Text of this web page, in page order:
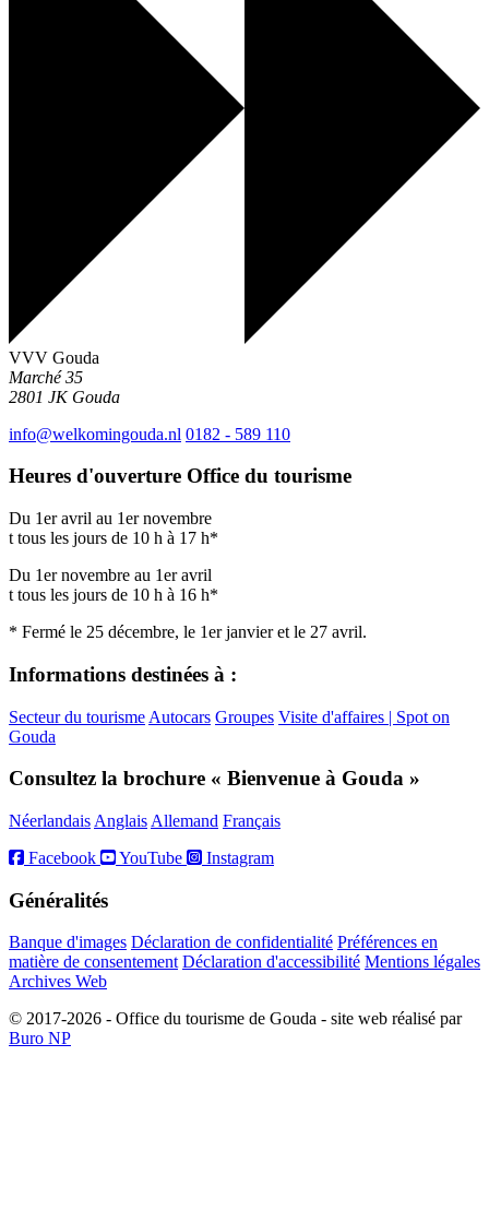
VVV Gouda
Marché 35
2801 JK Gouda
info@welkomingouda.nl 0182 - 589 110
Heures d'ouverture Office du tourisme
Du 1er avril au 1er novembre
t tous les jours de 10 h à 17 h*
Du 1er novembre au 1er avril
t tous les jours de 10 h à 16 h*
* Fermé le 25 décembre, le 1er janvier et le 27 avril.
Informations destinées à :
Secteur du tourisme Autocars Groupes Visite d'affaires | Spot on
Gouda
Consultez la brochure « Bienvenue à Gouda »
Néerlandais Anglais Allemand Français
Facebook
YouTube Instagram
Généralités
Banque d'images Déclaration de confidentialité Préférences en
matière de consentement Déclaration d'accessibilité Mentions légales
Archives Web
© 2017-2026 - Office du tourisme de Gouda - site web réalisé par
Buro NP